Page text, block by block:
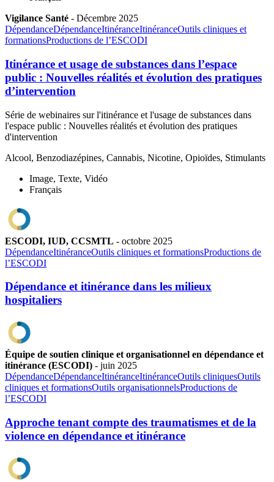
Vigilance Santé - Décembre 2025
DépendanceDépendanceItinéranceItinéranceOutils cliniques et
formationsProductions de l’ESCODI
Itinérance et usage de substances dans l’espace
public : Nouvelles réalités et évolution des pratiques
d’intervention
Série de webinaires sur l'itinérance et l'usage de substances dans
l'espace public : Nouvelles réalités et évolution des pratiques
d'intervention
Alcool, Benzodiazépines, Cannabis, Nicotine, Opioïdes, Stimulants
Image, Texte, Vidéo
Français
ESCODI, IUD, CCSMTL - octobre 2025
DépendanceItinéranceOutils cliniques et formationsProductions de
l’ESCODI
Dépendance et itinérance dans les milieux
hospitaliers
Équipe de soutien clinique et organisationnel en dépendance et
itinérance (ESCODI) - juin 2025
DépendanceDépendanceItinéranceItinéranceOutils cliniquesOutils
cliniques et formationsOutils organisationnelsProductions de
l’ESCODI
Approche tenant compte des traumatismes et de la
violence en dépendance et itinérance